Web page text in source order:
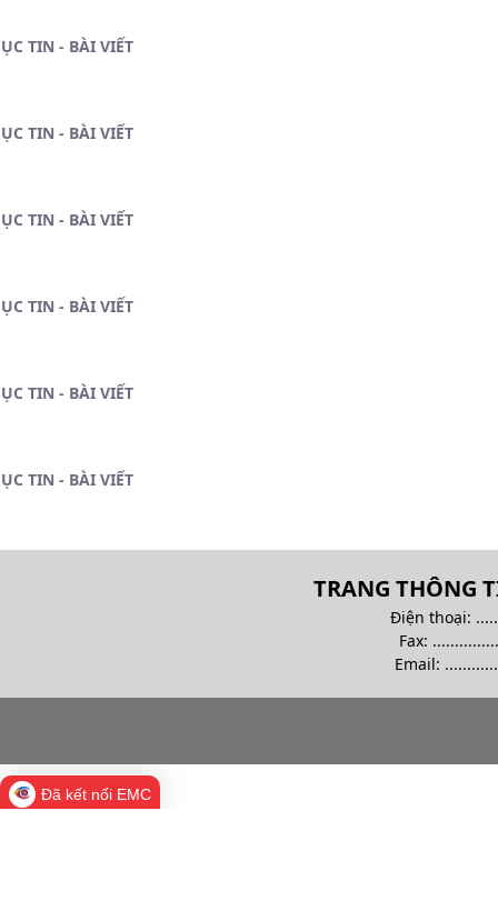
TIN - BÀI VIẾT
TIN - BÀI VIẾT
TIN - BÀI VIẾT
TIN - BÀI VIẾT
TIN - BÀI VIẾT
TIN - BÀI VIẾT
TRANG THÔNG
Điện thoại:
Fax:
Email:
Đã kết nối EMC